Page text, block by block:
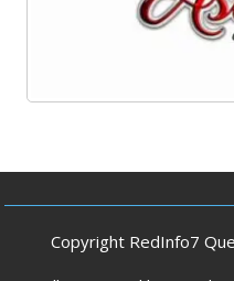
Copyright RedInfo7